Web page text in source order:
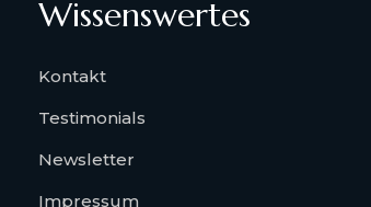
Wissenswertes
Kontakt
Testimonials
Newsletter
Impressum